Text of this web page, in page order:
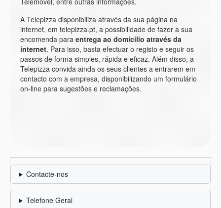
A Telepizza disponibiliza através da sua página na
internet, em telepizza.pt, a possibilidade de fazer a sua
encomenda para entrega ao domicílio através da
internet. Para isso, basta efectuar o registo e seguir os
passos de forma simples, rápida e eficaz. Além disso, a
Telepizza convida ainda os seus clientes a entrarem em
contacto com a empresa, disponibilizando um formulário
on-line para sugestões e reclamações.
Contacte-nos
Telefone Geral